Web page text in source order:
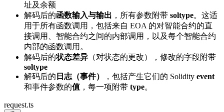
址及余额
解码后的函数输入与输出 ，所有参数附带 soltype。这适
用于所有函数调用，包括来自 EOA 的对智能合约的直
接调用、智能合约之间的内部调用，以及每个智能合约
内部的函数调用。
解码后的状态差异 （对状态的更改），修改的字段附带
soltype
解码后的 日志（事件） ，包括产生它们的 Solidity event
和事件参数的值 ，每一项附带 type。
request.ts